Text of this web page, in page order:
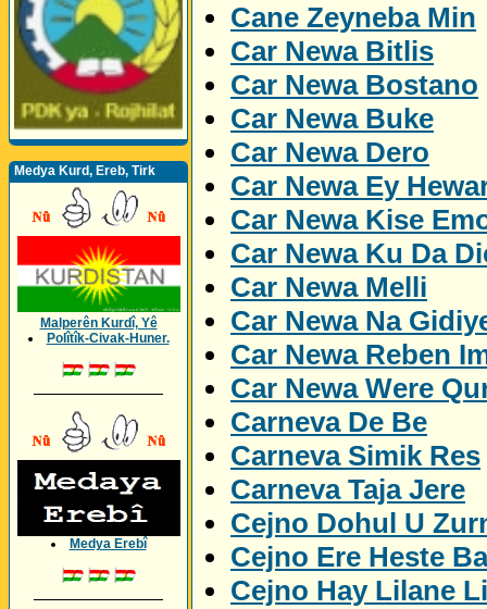
Medya Kurd, Ereb, Tirk
Malperên Kurdî, Yê
Polîtîk-Civak-Huner.
Medya Erebî
Cane Zeyneba Min
Car Newa Bitlis
Car Newa Bostano
Car Newa Buke
Car Newa Dero
Car Newa Ey
Car Newa Kise
Car Newa Ku Da
Car Newa Melli
Car Newa Na
Car Newa Reben
Car Newa Were
Carneva De Be
Carneva Simik Res
Carneva Taja Jere
Cejno Dohul U
Cejno Ere Heste
Cejno Hay Lilane